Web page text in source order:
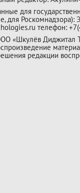
для
для Роскомнадзора):
телефон:
«Шкулёв Диджитал
редакции